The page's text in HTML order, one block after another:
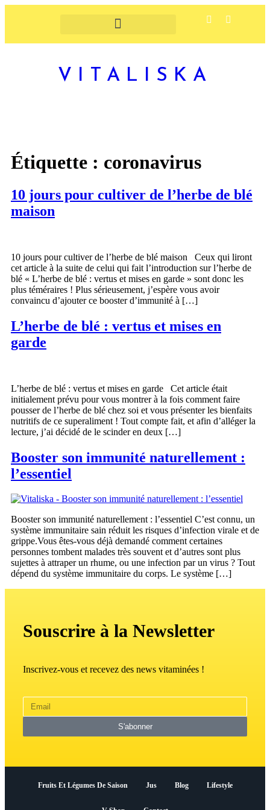
VITALISKA
Étiquette : coronavirus
10 jours pour cultiver de l’herbe de blé
maison
10 jours pour cultiver de l’herbe de blé maison Ceux qui liront
cet article à la suite de celui qui fait l’introduction sur l’herbe de
blé « L’herbe de blé : vertus et mises en garde » sont donc les
plus téméraires ! Plus sérieusement, j’espère vous avoir
convaincu d’ajouter ce booster d’immunité à […]
L’herbe de blé : vertus et mises en
garde
L’herbe de blé : vertus et mises en garde Cet article était
initialement prévu pour vous montrer à la fois comment faire
pousser de l’herbe de blé chez soi et vous présenter les bienfaits
nutritifs de ce superaliment ! Tout compte fait, et afin d’alléger la
lecture, j’ai décidé de le scinder en deux […]
Booster son immunité naturellement :
l’essentiel
Booster son immunité naturellement : l’essentiel C’est connu, un
système immunitaire sain réduit les risques d’infection virale et de
grippe.Vous êtes-vous déjà demandé comment certaines
personnes tombent malades très souvent et d’autres sont plus
sujettes à attraper un rhume, ou une infection par un virus ? Tout
dépend du système immunitaire du corps. Le système […]
Souscrire à la Newsletter
Inscrivez-vous et recevez des news vitaminées !
S'abonner
Fruits Et Légumes De Saison Jus Blog Lifestyle